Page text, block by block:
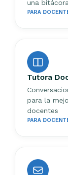
una
PARA
Tutora
para la
docentes
PARA